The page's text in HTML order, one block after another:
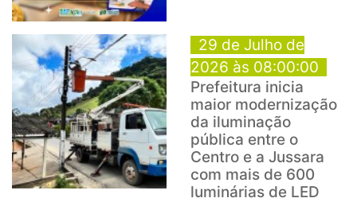
29 de Julho de
2026 às 08:00:00
Prefeitura inicia
maior modernização
da iluminação
pública entre o
Centro e a Jussara
com mais de 600
luminárias de LED